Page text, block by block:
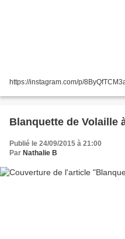
https://instagram.com/p/
Blanquette de Volaille
Publié le 24/09/2015 à 21:00
Par Nathalie B